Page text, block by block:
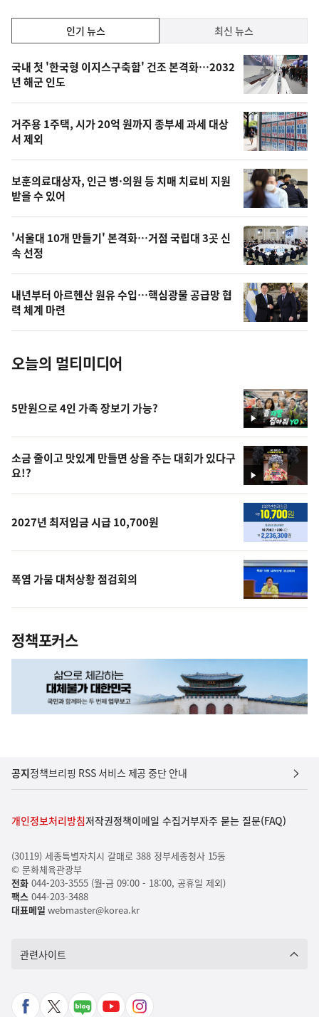
기,
최
신,
오
늘
의
영
상
오
늘
의
사
진
인기 뉴스 최신 뉴스
기
뉴
스
국내 첫 '한국형 이지스구축함' 건조 본격화…2032
년 해군 인도
거주용 1주택, 시가 20억 원까지 종부세 과세 대상
서 제외
보훈의료대상자, 인근 병·의원 등 치매 치료비 지원
받을 수 있어
'서울대 10개 만들기' 본격화…거점 국립대 3곳 신
속 선정
내년부터 아르헨산 원유 수입…핵심광물 공급망 협
력 체계 마련
오늘의 멀티미디어
영
상
5만원으로 4인 가족 장보기 가능?
영
상
소금 줄이고 맛있게 만들면 상을 주는 대회가 있다구
요!?
2027년 최저임금 시급 10,700원
폭염 가뭄 대처상황 점검회의
정책포커스
공지정책브리핑 RSS 서비스 제공 중단 안내
개인정보처리방침저작권정책이메일 수집거부자주 묻는 질문(FAQ)
(30119) 세종특별자치시 갈매로 388 정부세종청사 15동
© 문화체육관광부
전화044-203-3555 (월-금 09:00 - 18:00, 공휴일 제외)
팩스044-203-3488
대표메일 webmaster@korea.kr
관련사이트
페 X 네 유 인